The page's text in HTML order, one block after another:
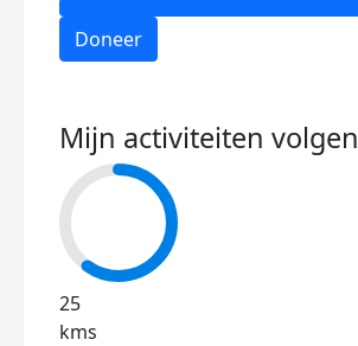
Doneer
Mijn activiteiten volgen
25
kms